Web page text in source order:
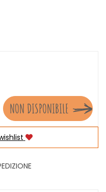
NON DISPONIBILE